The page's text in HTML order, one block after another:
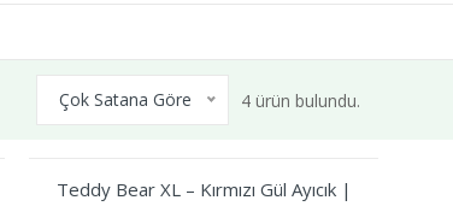
Çok Satana Göre 4 ürün bulundu.
Teddy Bear XL – Kırmızı Gül Ayıcık |